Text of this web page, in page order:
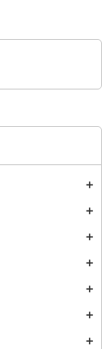
add
add
add
add
add
add
add